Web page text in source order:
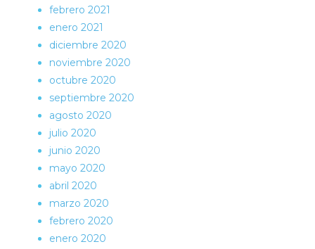
febrero 2021
enero 2021
diciembre 2020
noviembre 2020
octubre 2020
septiembre 2020
agosto 2020
julio 2020
junio 2020
mayo 2020
abril 2020
marzo 2020
febrero 2020
enero 2020